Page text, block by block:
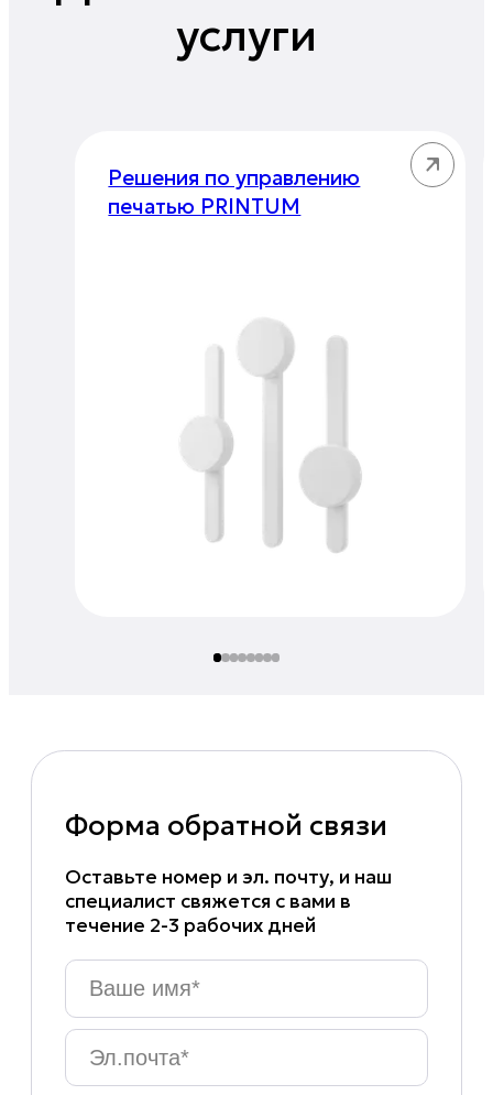
услуги
Решения по управлению
печатью PRINTUM
Форма обратной связи
Оставьте номер и эл. почту, и наш
специалист свяжется с вами в
течение 2-3 рабочих дней
Ваше
имя*
Эл.почта